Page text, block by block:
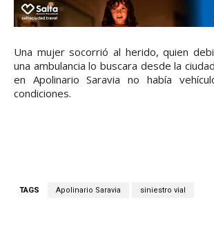
Una mujer socorrió al herido, quien
una ambulancia lo buscara desde la
en Apolinario Saravia no había
condiciones.
TAGS Apolinario Saravia siniestro vial